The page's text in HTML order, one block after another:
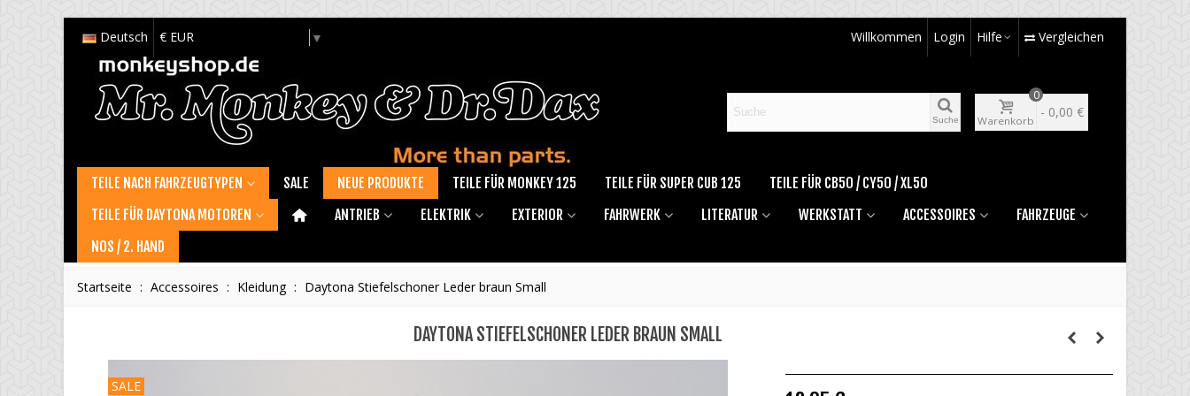
Deutsch € EUR ▼ Willkommen Login Hilfe Vergleichen
Suche Warenkorb
0
- 0,00 €
TEILE NACH FAHRZEUGTYPEN SALE NEUE PRODUKTE TEILE FÜR MONKEY 125 TEILE FÜR SUPER CUB 125
TEILE FÜR CB50 / CY50 / XL50
TEILE FÜR DAYTONA MOTOREN
ANTRIEB ELEKTRIK EXTERIOR FAHRWERK LITERATUR WERKSTATT ACCESSOIRES
FAHRZEUGE
NOS / 2. HAND
Startseite : Accessoires : Kleidung : Daytona Stiefelschoner Leder braun Small
DAYTONA STIEFELSCHONER LEDER BRAUN SMALL
SALE